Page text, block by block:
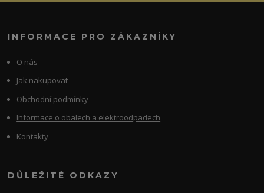
INFORMACE PRO ZÁKAZNÍKY
O nás
Jak nakupovat
Obchodní podmínky
Informace o obalech a elektroodpadech
Kontakty
DŮLEŽITÉ ODKAZY